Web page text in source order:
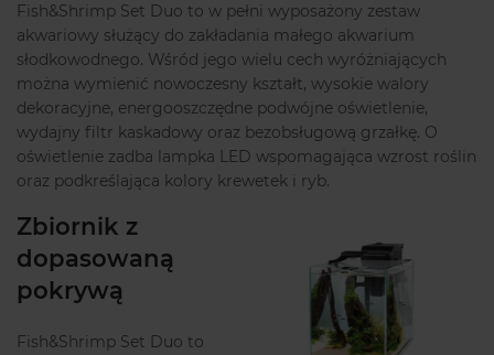
Fish&Shrimp Set Duo to w pełni wyposażony zestaw
akwariowy służący do zakładania małego akwarium
słodkowodnego. Wśród jego wielu cech wyróżniających
można wymienić nowoczesny kształt, wysokie walory
dekoracyjne, energooszczędne podwójne oświetlenie,
wydajny filtr kaskadowy oraz bezobsługową grzałkę. O
oświetlenie zadba lampka LED wspomagająca wzrost roślin
oraz podkreślająca kolory krewetek i ryb.
Zbiornik z
dopasowaną
pokrywą
Fish&Shrimp Set Duo to